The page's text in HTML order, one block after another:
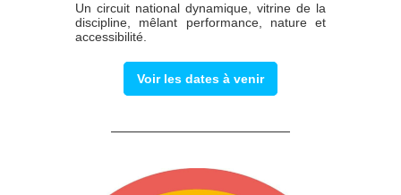
Un circuit national dynamique, vitrine de la
discipline, mêlant performance, nature et
accessibilité.
Voir les dates à venir